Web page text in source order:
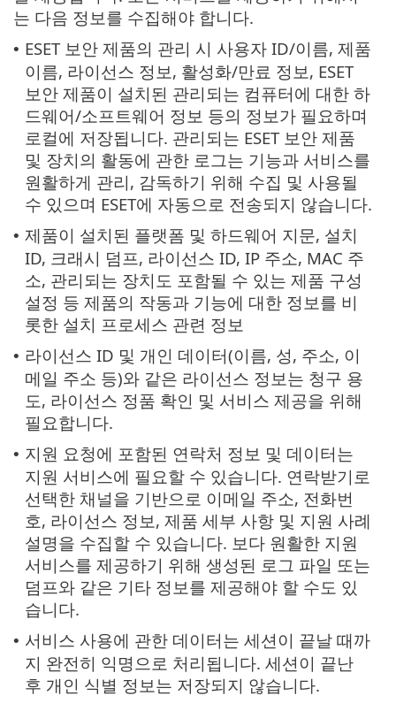
는 다음 정보를 수집해야 합니다.
• ESET 보안 제품의 관리 시 사용자 ID/이름, 제품
이름, 라이선스 정보, 활성화/만료 정보, ESET
보안 제품이 설치된 관리되는 컴퓨터에 대한 하
드웨어/소프트웨어 정보 등의 정보가 필요하며
로컬에 저장됩니다. 관리되는 ESET 보안 제품
및 장치의 활동에 관한 로그는 기능과 서비스를
원활하게 관리, 감독하기 위해 수집 및 사용될
수 있으며 ESET에 자동으로 전송되지 않습니다.
• 제품이 설치된 플랫폼 및 하드웨어 지문, 설치
ID, 크래시 덤프, 라이선스 ID, IP 주소, MAC 주
소, 관리되는 장치도 포함될 수 있는 제품 구성
설정 등 제품의 작동과 기능에 대한 정보를 비
롯한 설치 프로세스 관련 정보
• 라이선스 ID 및 개인 데이터(이름, 성, 주소, 이
메일 주소 등)와 같은 라이선스 정보는 청구 용
도, 라이선스 정품 확인 및 서비스 제공을 위해
필요합니다.
• 지원 요청에 포함된 연락처 정보 및 데이터는
지원 서비스에 필요할 수 있습니다. 연락받기로
선택한 채널을 기반으로 이메일 주소, 전화번
호, 라이선스 정보, 제품 세부 사항 및 지원 사례
설명을 수집할 수 있습니다. 보다 원활한 지원
서비스를 제공하기 위해 생성된 로그 파일 또는
덤프와 같은 기타 정보를 제공해야 할 수도 있
습니다.
• 서비스 사용에 관한 데이터는 세션이 끝날 때까
지 완전히 익명으로 처리됩니다. 세션이 끝난
후 개인 식별 정보는 저장되지 않습니다.